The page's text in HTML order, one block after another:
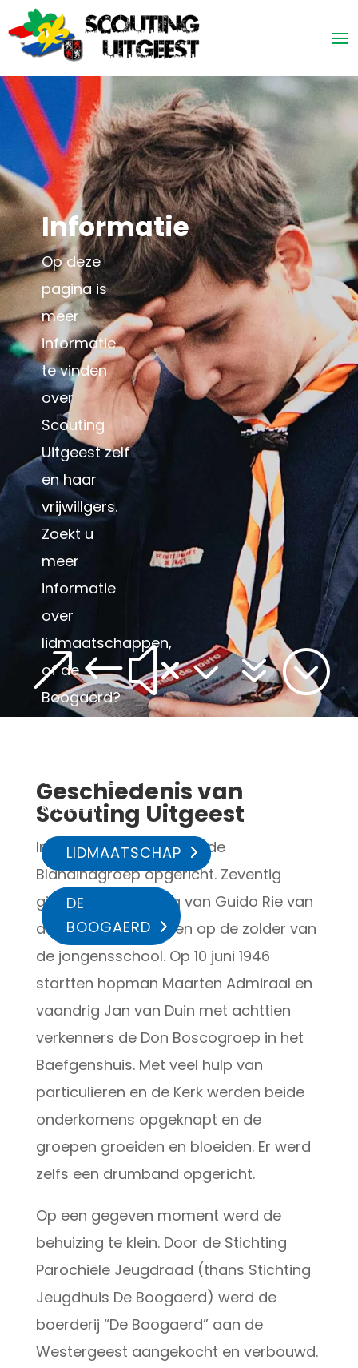
Informatie
Op deze
pagina is
meer
informatie
te vinden
over
Scouting
Uitgeest zelf
en haar
vrijwillgers.
Zoekt u
meer
informatie
over
lidmaatschappen,
of de
Boogaerd?
onderstaande
knoppen
LIDMAATSCHAP
DE
BOOGAERD
&#x37;
Geschiedenis van
Scouting Uitgeest
In 1945 werd in Uitgeest de
Blandinagroep opgericht. Zeventig
gidsen onder leiding van Guido Rie van
der Eng zijn begonnen op de zolder van
de jongensschool. Op 10 juni 1946
startten hopman Maarten Admiraal en
vaandrig Jan van Duin met achttien
verkenners de Don Boscogroep in het
Baefgenshuis. Met veel hulp van
particulieren en de Kerk werden beide
onderkomens opgeknapt en de
groepen groeiden en bloeiden. Er werd
zelfs een drumband opgericht.
Op een gegeven moment werd de
behuizing te klein. Door de Stichting
Parochiële Jeugdraad (thans Stichting
Jeugdhuis De Boogaerd) werd de
boerderij “De Boogaerd” aan de
Westergeest aangekocht en verbouwd.